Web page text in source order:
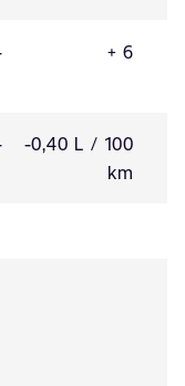
+ 6
-0,40 L / 100
km